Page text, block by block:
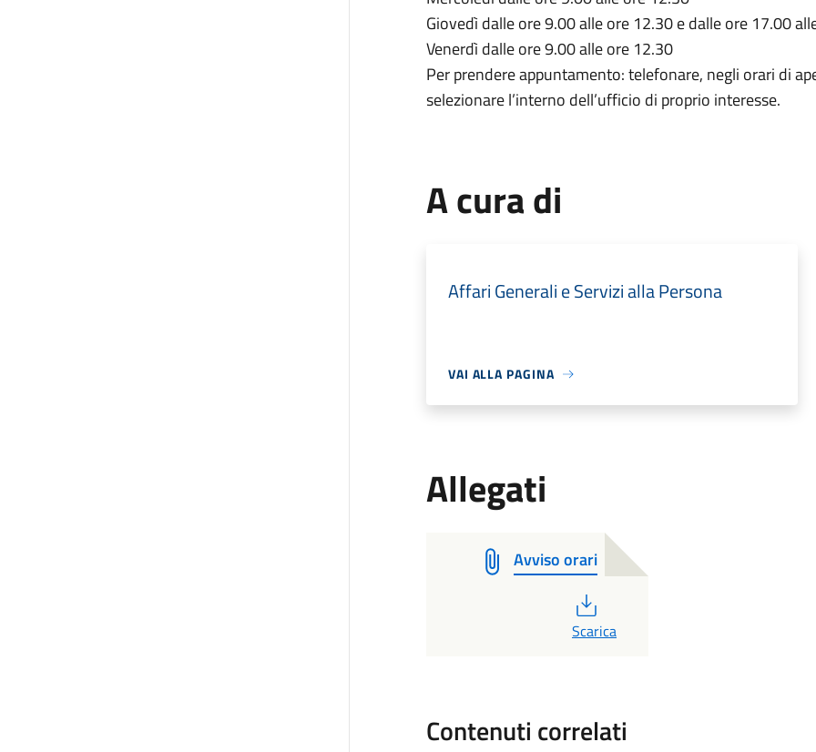
Giovedì dalle ore 9.00 alle ore 12.30 e dalle ore 17.00
Venerdì dalle ore 9.00 alle ore 12.30
Per prendere appuntamento: telefonare, negli orari di
selezionare l’interno dell’ufficio di proprio interesse.
A cura di
Affari Generali e Servizi alla Persona
VAI ALLA PAGINA
Allegati
Avviso orari
PDF
Scarica
Contenuti correlati